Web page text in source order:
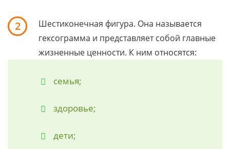
2
Шестиконечная фигура. Она называется
гексограмма и представляет собой главные
жизненные ценности. К ним относятся:
семья;
здоровье;
дети;